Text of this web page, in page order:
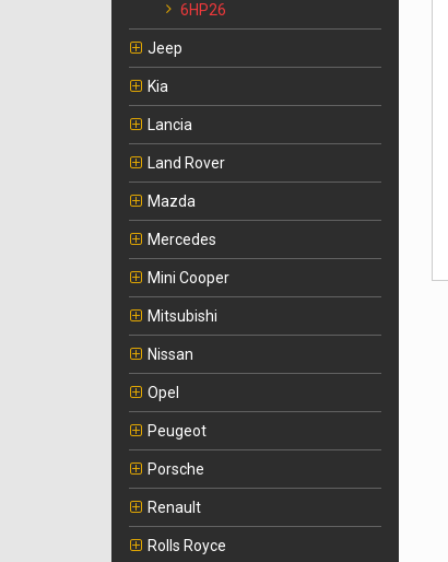
6HP26
Jeep
Kia
Lancia
Land Rover
Mazda
Mercedes
Mini Cooper
Mitsubishi
Nissan
Opel
Peugeot
Porsche
Renault
Rolls Royce